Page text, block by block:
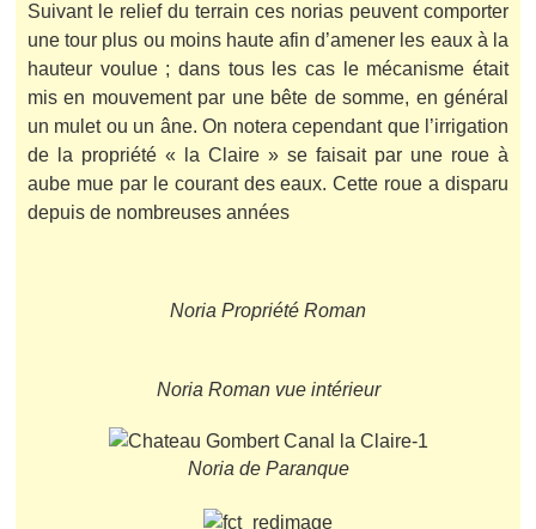
Suivant le relief du terrain ces norias peuvent comporter
une tour plus ou moins haute afin d’amener les eaux à la
hauteur voulue ; dans tous les cas le mécanisme était
mis en mouvement par une bête de somme, en général
un mulet ou un âne. On notera cependant que l’irrigation
de la propriété « la Claire » se faisait par une roue à
aube mue par le courant des eaux. Cette roue a disparu
depuis de nombreuses années
Noria Propriété Roman
Noria Roman vue intérieur
Noria de Paranque